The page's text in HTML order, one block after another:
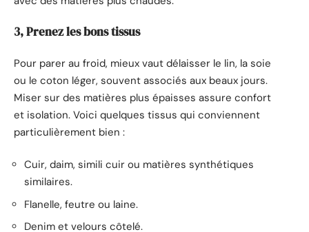
3, Prenez les bons tissus
Pour parer au froid, mieux vaut délaisser le lin, la soie
ou le coton léger, souvent associés aux beaux jours.
Miser sur des matières plus épaisses assure confort
et isolation. Voici quelques tissus qui conviennent
particulièrement bien :
Cuir, daim, simili cuir ou matières synthétiques
similaires.
Flanelle, feutre ou laine.
Denim et velours côtelé.